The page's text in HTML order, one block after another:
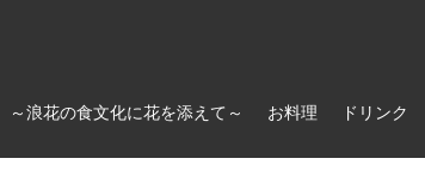
～浪花の食文化に花を添えて～ お料理 ドリンク